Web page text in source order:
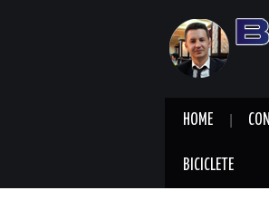
HOME
BICICLETE